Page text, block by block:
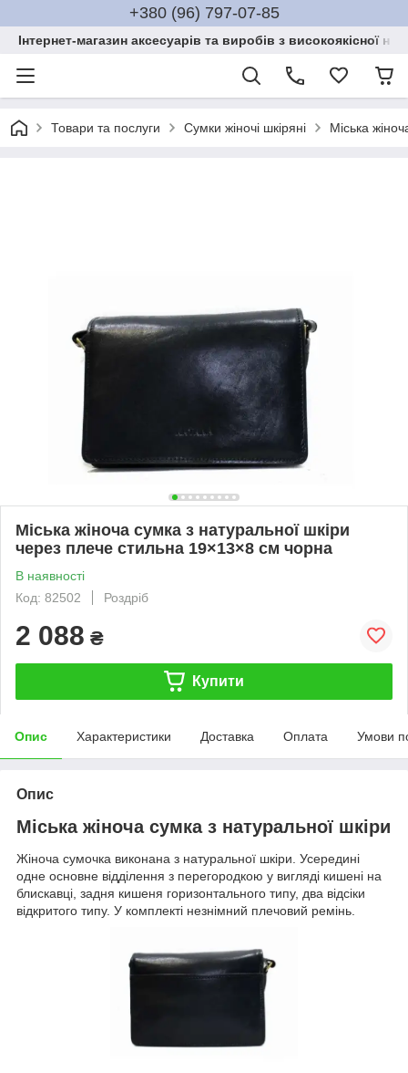
+380 (96) 797-07-85
Інтернет-магазин аксесуарів та виробів з високоякісної
Товари та послуги Сумки жіночі шкіряні Міська
Міська жіноча сумка з натуральної шкіри
через плече стильна 19×13×8 см чорна
В наявності
Код: 82502
Роздріб
2 088 ₴
Купити
Опис Характеристики Доставка Оплата Умови
Опис
Міська жіноча сумка з натуральної шкіри
Жіноча сумочка виконана з натуральної шкіри. Усередині
одне основне відділення з перегородкою у вигляді кишені на
блискавці, задня кишеня горизонтального типу, два відсіки
відкритого типу. У комплекті незнімний плечовий ремінь.